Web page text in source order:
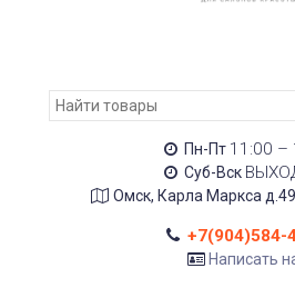
Пн-Пт 11:00 –
Суб-Вск
Омск, Карла Маркса д.49
+7(904)584-
Написать